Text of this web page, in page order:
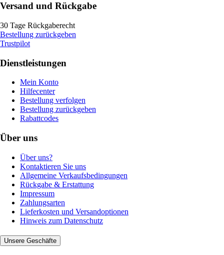
Versand und Rückgabe
30 Tage Rückgaberecht
Bestellung zurückgeben
Trustpilot
Dienstleistungen
Mein Konto
Hilfecenter
Bestellung verfolgen
Bestellung zurückgeben
Rabattcodes
Über uns
Über uns?
Kontaktieren Sie uns
Allgemeine Verkaufsbedingungen
Rückgabe & Erstattung
Impressum
Zahlungsarten
Lieferkosten und Versandoptionen
Hinweis zum Datenschutz
Unsere Geschäfte